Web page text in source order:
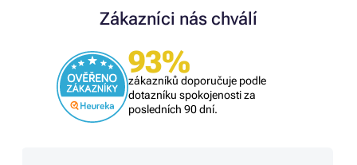
Zákazníci nás chválí
93%
zákazníků doporučuje podle
dotazníku spokojenosti za
posledních 90 dní.